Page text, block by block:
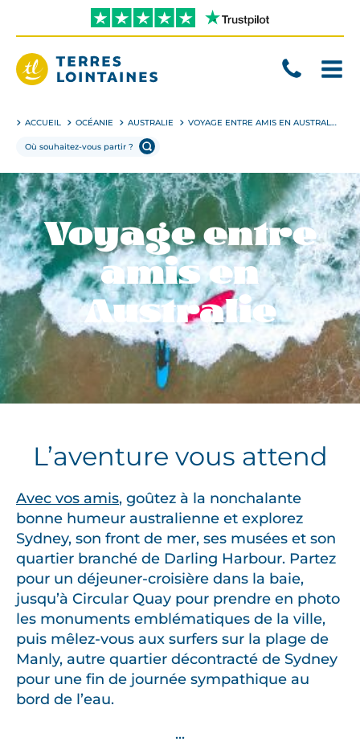
directement
contenu
ACCUEIL OCÉANIE AUSTRALIE VOYAGE ENTRE AMIS EN AUSTRALIE
Voyage entre
amis en
Australie
L’aventure vous attend
Avec vos amis, goûtez à la nonchalante
bonne humeur australienne et explorez
Sydney, son front de mer, ses musées et son
quartier branché de Darling Harbour. Partez
pour un déjeuner-croisière dans la baie,
jusqu’à Circular Quay pour prendre en photo
les monuments emblématiques de la ville,
puis mêlez-vous aux surfers sur la plage de
Manly, autre quartier décontracté de Sydney
pour une fin de journée sympathique au
bord de l’eau.
...